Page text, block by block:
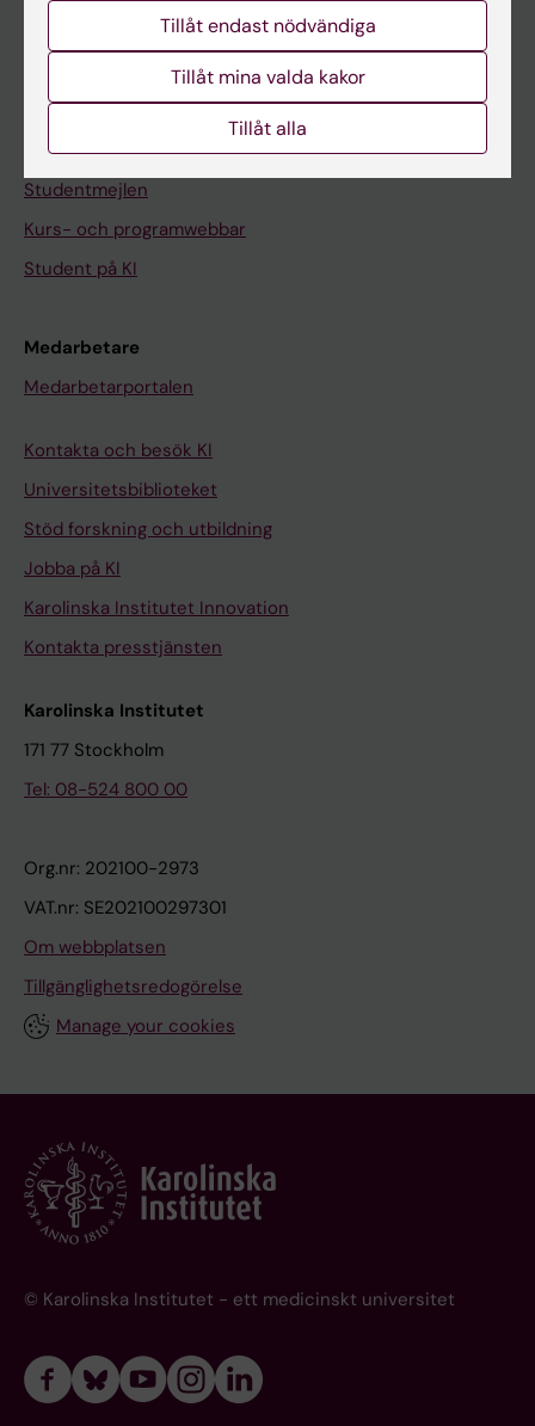
Canvas
Schema
Studentmejlen
Kurs- och programwebbar
Student på KI
Medarbetare
Medarbetarportalen
Kontakta och besök KI
Universitetsbiblioteket
Stöd forskning och utbildning
Jobba på KI
Karolinska Institutet Innovation
Kontakta presstjänsten
Karolinska Institutet
171 77 Stockholm
Tel: 08-524 800 00
Org.nr: 202100-2973
VAT.nr: SE202100297301
Om webbplatsen
Tillgänglighetsredogörelse
Manage your cookies
© Karolinska Institutet - ett medicinskt universitet
Tillåt endast nödvändiga
Tillåt mina valda kakor
Tillåt alla